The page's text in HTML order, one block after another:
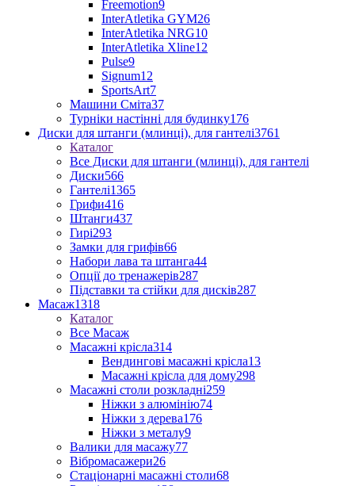
Freemotion9
InterAtletika GYM26
InterAtletika NRG10
InterAtletika Xline12
Pulse9
Signum12
SportsArt7
Машини Сміта37
Турніки настінні для будинку176
Диски для штанги (млинці), для гантелі3761
Каталог
Все Диски для штанги (млинці), для гантелі
Диски566
Гантелі1365
Грифи416
Штанги437
Гирі293
Замки для грифів66
Набори лава та штанга44
Опції до тренажерів287
Підставки та стійки для дисків287
Масаж1318
Каталог
Все Масаж
Масажні крісла314
Вендингові масажні крісла13
Масажні крісла для дому298
Масажні столи розкладні259
Ніжки з алюмінію74
Ніжки з дерева176
Ніжки з металу9
Валики для масажу77
Вібромасажери26
Стаціонарні масажні столи68